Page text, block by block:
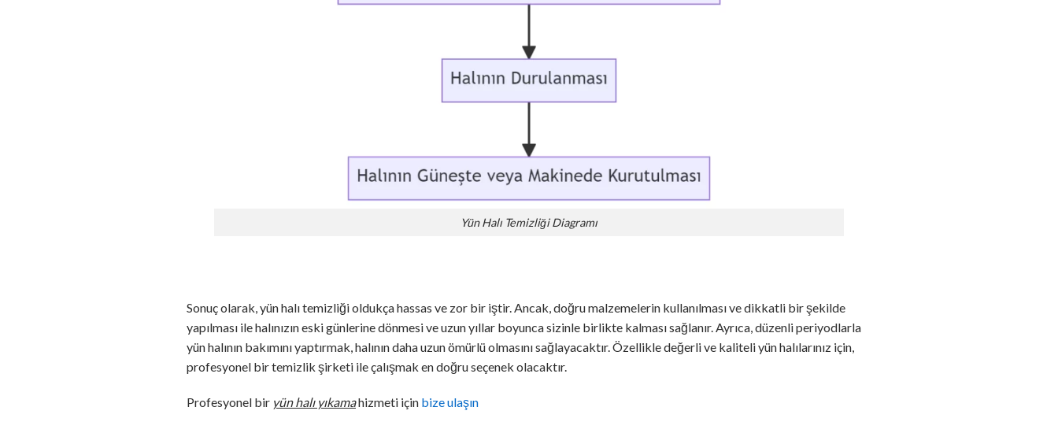
Yün Halı Temizliği Diagramı
Sonuç olarak, yün halı temizliği oldukça hassas ve zor bir iştir. Ancak, doğru malzemelerin kullanılması ve dikkatli bir şekilde
yapılması ile halınızın eski günlerine dönmesi ve uzun yıllar boyunca sizinle birlikte kalması sağlanır. Ayrıca, düzenli periyodlarla
yün halının bakımını yaptırmak, halının daha uzun ömürlü olmasını sağlayacaktır. Özellikle değerli ve kaliteli yün halılarınız için,
profesyonel bir temizlik şirketi ile çalışmak en doğru seçenek olacaktır.
Profesyonel bir yün halı yıkamahizmeti için bize ulaşın